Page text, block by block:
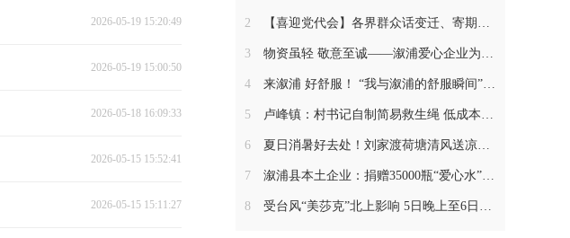
2026-05-19 15:20:49
2026-05-19 15:00:50
2026-05-18 16:09:33
2026-05-15 15:52:41
2026-05-15 15:11:27
2 【喜迎党代会】各界群众话变迁、寄期盼 静待溆浦发展新蓝图
3 物资虽轻 敬意至诚——溆浦爱心企业为环卫工人送去夏日清凉
4 来溆浦 好舒服！ “我与溆浦的舒服瞬间”文旅短视频大赛开始啦 快来报名吧~
5 卢峰镇：村书记自制简易救生绳 低成本筑牢防溺水安全防线
6 夏日消暑好去处！刘家渡荷塘清风送凉引客来
7 溆浦县本土企业：捐赠35000瓶“爱心水”跨越900公里星夜驰援广西受灾地区
8 受台风“美莎克”北上影响 5日晚上至6日溆浦县有暴雨到大暴雨